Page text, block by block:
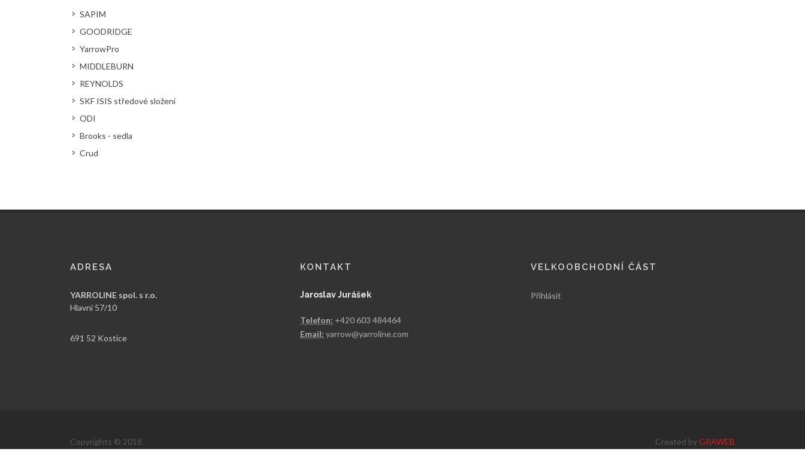
SAPIM
GOODRIDGE
YarrowPro
MIDDLEBURN
REYNOLDS
SKF ISIS středové složení
ODI
Brooks - sedla
Crud
ADRESA
YARROLINE spol. s r.o.
Hlavní 57/10
691 52 Kostice
KONTAKT
Jaroslav Jurášek
Telefon: +420 603 484464
Email: yarrow@yarroline.com
VELKOOBCHODNÍ ČÁST
Přihlásit
Copyrights © 2018. Created byGRAWEB